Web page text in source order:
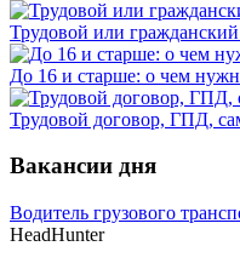
Трудовой или
До 16 и старше: о чем
Трудовой договор, ГПД,
Вакансии дня
Водитель грузового
HeadHunter